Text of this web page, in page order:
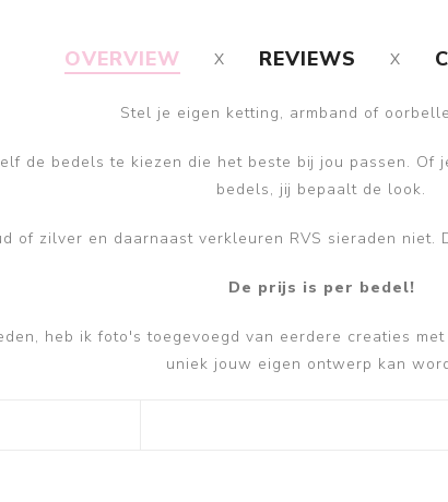
OVERVIEW REVIEWS
Stel je eigen ketting, armband of
de bedels te kiezen die het beste bij jou passen.
bedels, jij bepaalt de look.
of zilver en daarnaast verkleuren RVS sieraden
De prijs is per bedel!
heb ik foto's toegevoegd van eerdere creaties
uniek jouw eigen ontwerp kan